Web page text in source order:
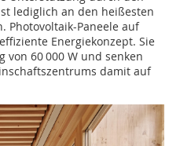
lediglich an den heißesten
Photovoltaik-Paneele auf
Energiekonzept. Sie
von 60 000 W und senken
damit auf